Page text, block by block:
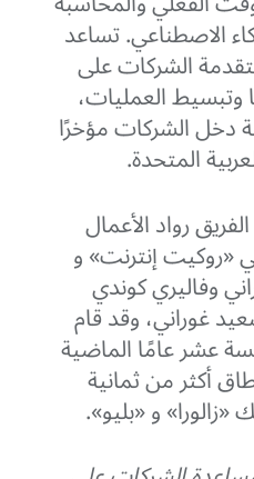
الاصطناعي. تساعد
الشركات على
وتبسيط العمليات،
دخل الشركات مؤخرًا
المتحدة.
رواد الأعمال
«روكيت إنترنت» و
وفاليري كوندي
غوراني، وقد قام
عشر عامًا الماضية
أكثر من ثمانية
و «بليو».